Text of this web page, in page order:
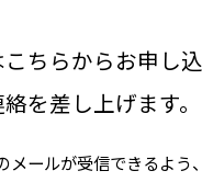
ちらからお申し込
を差し上げます。
ールが受信できるよう